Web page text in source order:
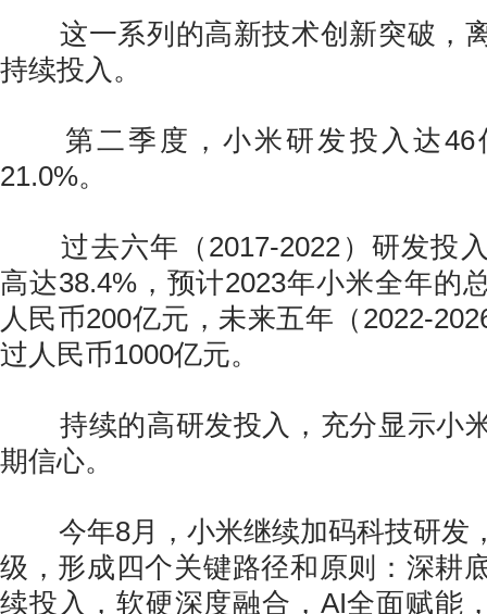
这一系列的高新技术创新突破，
持续投入。
第二季度，小米研发投入达46
21.0%。
过去六年（2017-2022）研发投
高达38.4%，预计2023年小米全年的
人民币200亿元，未来五年（2022-
过人民币1000亿元。
持续的高研发投入，充分显示小
期信心。
今年8月，小米继续加码科技研发
级，形成四个关键路径和原则：深耕
续投入，软硬深度融合，AI全面赋能